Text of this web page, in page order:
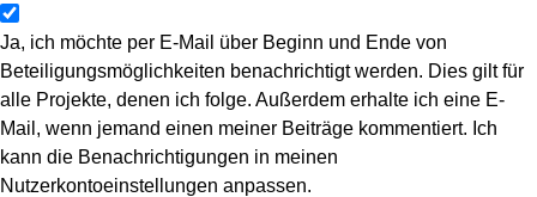
Ja, ich möchte per E-Mail über Beginn und Ende von
Beteiligungsmöglichkeiten benachrichtigt werden. Dies gilt für
alle Projekte, denen ich folge. Außerdem erhalte ich eine E-
Mail, wenn jemand einen meiner Beiträge kommentiert. Ich
kann die Benachrichtigungen in meinen
Nutzerkontoeinstellungen anpassen.